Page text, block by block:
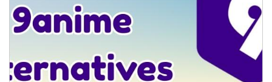
Geonection
Rapprochez les Distances
Lire Plus>
search